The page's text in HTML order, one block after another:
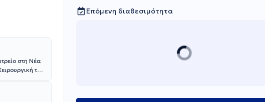
στη Νέα
του
χειρουργική
Επόμενη διαθεσιμότητα